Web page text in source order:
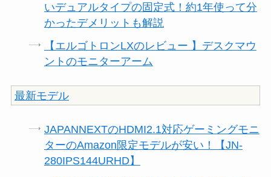
いデュアルタイプの固定式！約1年使って分
かったデメリットも解説
【エルゴトロンLXのレビュー 】デスクマウ
ントのモニターアーム
最新モデル
JAPANNEXTのHDMI2.1対応ゲーミングモニ
ターのAmazon限定モデルが安い！【JN-
280IPS144URHD】